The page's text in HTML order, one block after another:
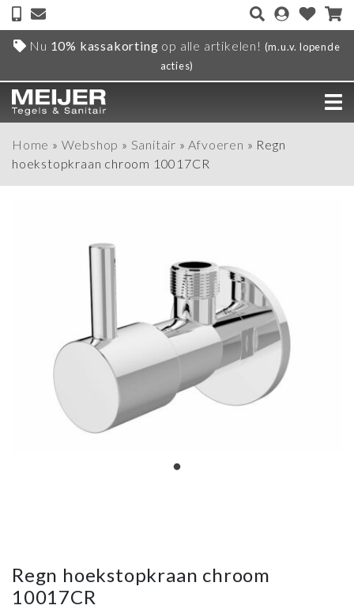
Nu 10% kassakorting op alle artikelen! (m.u.v. lopende
acties)
Home » Webshop » Sanitair »Afvoeren » Regn
hoekstopkraan chroom 10017CR
Regn hoekstopkraan chroom
10017CR